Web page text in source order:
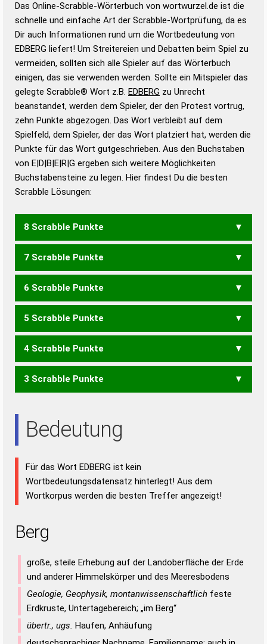
Wortwurzel liefert mit Hilfe eines semantischen
Wortanalyse-Algorithmus gute Anhaltspunkte zu
Wortbedeutung, Worttrennung und Wortform, um die
Gültigkeit eines Wortes für das Scrabble-Spiel zu
bestimmen!
zugelassene Turnier Scrabble-
Wörterbücher sind:
Duden – Standardwerk in 12 Bänden
Duden – Richtiges und gutes
Deutsch
Duden – Die deutsche Grammatik
Duden – Deutsches
Das Online-Scrabble-Wörterbuch von wortwurzel.de ist die
schnelle und einfache Art der Scrabble-Wortprüfung, da es
Dir auch Informationen rund um die Wortbedeutung von
EDBERG liefert! Um Streitereien und Debatten beim Spiel zu
vermeiden, sollten sich alle Spieler auf das Wörterbuch
einigen, das sie verwenden werden. Sollte ein Mitspieler das
gelegte Scrabble® Wort z.B. EDBERG zu Unrecht
beanstandet, werden dem Spieler, der den Protest vortrug,
zehn Punkte abgezogen. Das Wort verbleibt auf dem
Spielfeld, dem Spieler, der das Wort platziert hat, werden die
Punkte für das Wort gutgeschrieben. Aus den Buchstaben
von E|D|B|E|R|G ergeben sich weitere Möglichkeiten
Buchstabensteine zu legen. Hier findest Du die besten
Scrabble Lösungen:
8 Scrabble Punkte
BERGE GEBER GERBE
7 Scrabble Punkte
GEBE GERB BEERD BERED
6 Scrabble Punkte
BEG DGB GEB BEDE DERB
5 Scrabble Punkte
BRD ERB GERD GERE
4 Scrabble Punkte
GER REG ERDE REDE
3 Scrabble Punkte
Bedeutung
Für das Wort EDBERG ist kein
Wortbedeutungsdatensatz hinterlegt! Aus dem
Wortkorpus werden die besten Treffer angezeigt!
Berg
große, steile Erhebung auf der Landoberfläche der Erde
und anderer Himmelskörper und des Meeresbodens
Geologie, Geophysik, montanwissenschaftlich feste
Erdkruste, Untertagebereich; „im Berg“
übertr., ugs. Haufen, Anhäufung